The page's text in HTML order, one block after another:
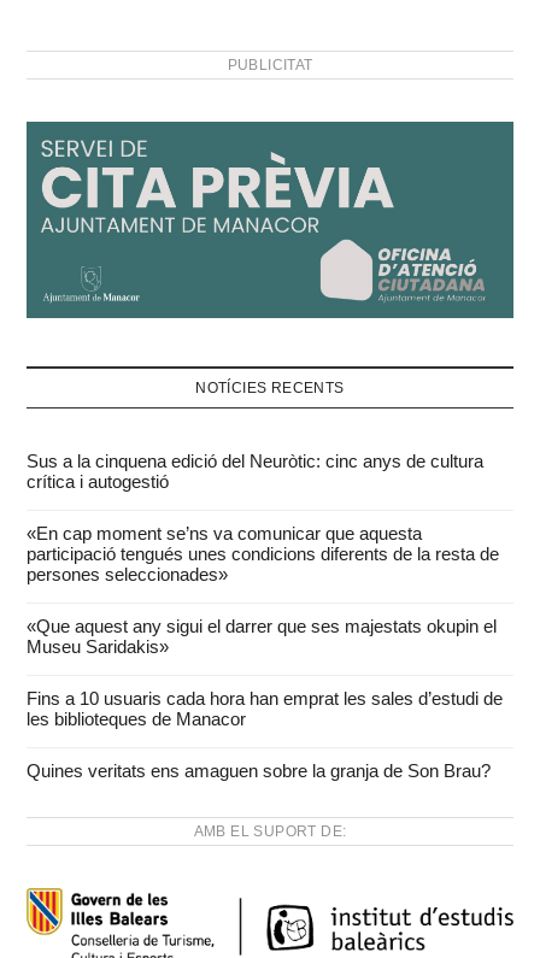
PUBLICITAT
NOTÍCIES RECENTS
Sus a la cinquena edició del Neuròtic: cinc anys de cultura
crítica i autogestió
«En cap moment se’ns va comunicar que aquesta
participació tengués unes condicions diferents de la resta de
persones seleccionades»
«Que aquest any sigui el darrer que ses majestats okupin el
Museu Saridakis»
Fins a 10 usuaris cada hora han emprat les sales d’estudi de
les biblioteques de Manacor
Quines veritats ens amaguen sobre la granja de Son Brau?
AMB EL SUPORT DE: